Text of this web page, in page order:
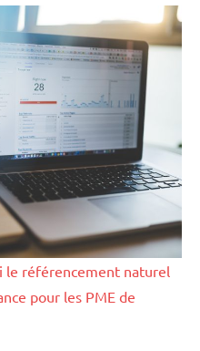
le référencement naturel
pour les PME de